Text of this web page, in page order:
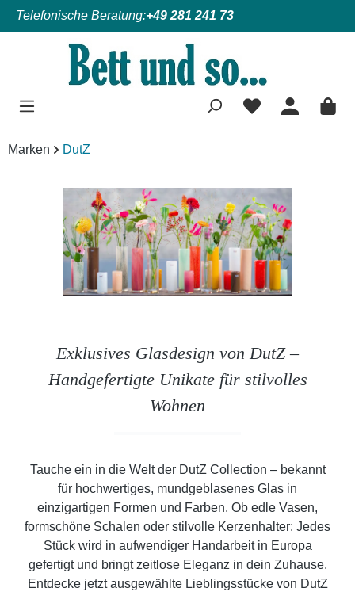
Zum Hauptinhalt springen
Telefonische Beratung:+49 281 241 73
Marken DutZ
Bildergalerie überspringen
Exklusives Glasdesign von DutZ –
Handgefertigte Unikate für stilvolles
Wohnen
Tauche ein in die Welt der DutZ Collection – bekannt
für hochwertiges, mundgeblasenes Glas in
einzigartigen Formen und Farben. Ob edle Vasen,
formschöne Schalen oder stilvolle Kerzenhalter: Jedes
Stück wird in aufwendiger Handarbeit in Europa
gefertigt und bringt zeitlose Eleganz in dein Zuhause.
Entdecke jetzt ausgewählte Lieblingsstücke von DutZ